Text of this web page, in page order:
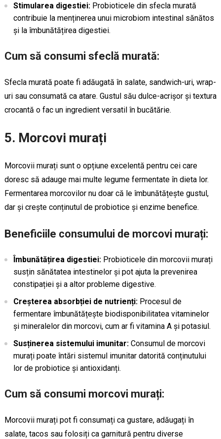
Stimularea digestiei:Probioticele din sfecla murată
contribuie la menținerea unui microbiom intestinal sănătos
și la îmbunătățirea digestiei.
Cum să consumi sfeclă murată:
Sfecla murată poate fi adăugată în salate, sandwich-uri, wrap-
uri sau consumată ca atare. Gustul său dulce-acrișor și textura
crocantă o fac un ingredient versatil în bucătărie.
5. Morcovi murați
Morcovii murați sunt o opțiune excelentă pentru cei care
doresc să adauge mai multe legume fermentate în dieta lor.
Fermentarea morcovilor nu doar că le îmbunătățește gustul,
dar și crește conținutul de probiotice și enzime benefice.
Beneficiile consumului de morcovi murați:
Îmbunătățirea digestiei:Probioticele din morcovii murați
susțin sănătatea intestinelor și pot ajuta la prevenirea
constipației și a altor probleme digestive.
Creșterea absorbției de nutrienți:Procesul de
fermentare îmbunătățește biodisponibilitatea vitaminelor
și mineralelor din morcovi, cum ar fi vitamina A și potasiul.
Susținerea sistemului imunitar:Consumul de morcovi
murați poate întări sistemul imunitar datorită conținutului
lor de probiotice și antioxidanți.
Cum să consumi morcovi murați:
Morcovii murați pot fi consumați ca gustare, adăugați în
salate, tacos sau folosiți ca garnitură pentru diverse